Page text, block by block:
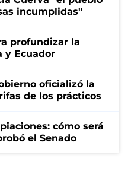
incumplidas"
profundizar la
y Ecuador
oficializó la
de los prácticos
cómo será
el Senado